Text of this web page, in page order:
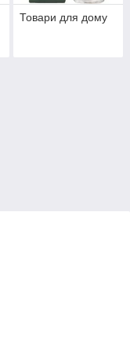
Товари для дому